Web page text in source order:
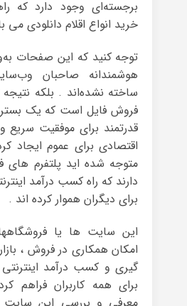
برجسته‌ای وجود دارد که
خرید انواع اقلام دانلودی می
توجه کنید که این صفحات
هوشمندانه صاحبان
ساخته نشده‌اند . بلکه
فروش فایل است که یک
قدرتمند برای موفقیت سریع
اقتصادی برای عموم ایجاد
متوجه شده اید پلتفرم های
دارند که راه کسب درآمد
برای دیگران هموار کرده اند .
این سایت ها یا
امکان همکاری در فروش ،
گیری و کسب درآمد اینترنتی
برای همه کاربران فراهم